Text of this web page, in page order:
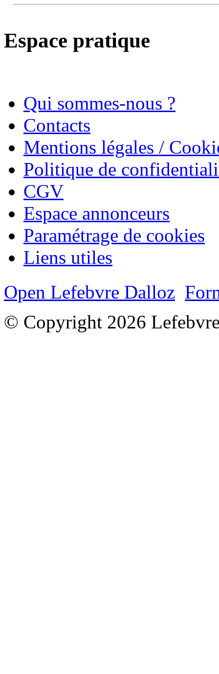
Espace pratique
Qui sommes-nous ?
Contacts
Mentions légales /
Politique de
CGV
Espace annonceurs
Paramétrage de cookies
Liens utiles
Open Lefebvre Dalloz
© Copyright 2026